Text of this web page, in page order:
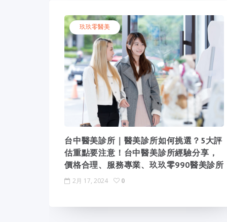
玖玖零醫美
台中醫美診所｜醫美診所如何挑選？5大評
估重點要注意！台中醫美診所經驗分享，
價格合理、服務專業、玖玖零990醫美診所
2月 17, 2024 0